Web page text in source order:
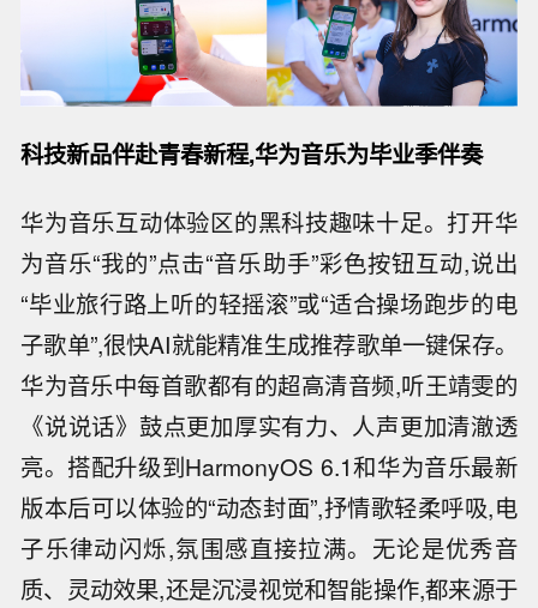
科技新品伴赴青春新程,华为音乐为毕业季伴奏
华为音乐互动体验区的黑科技趣味十足。打开华
为音乐“我的”点击“音乐助手”彩色按钮互动,说出
“毕业旅行路上听的轻摇滚”或“适合操场跑步的电
子歌单”,很快AI就能精准生成推荐歌单一键保存。
华为音乐中每首歌都有的超高清音频,听王靖雯的
《说说话》鼓点更加厚实有力、人声更加清澈透
亮。搭配升级到HarmonyOS 6.1和华为音乐最新
版本后可以体验的“动态封面”,抒情歌轻柔呼吸,电
子乐律动闪烁,氛围感直接拉满。无论是优秀音
质、灵动效果,还是沉浸视觉和智能操作,都来源于